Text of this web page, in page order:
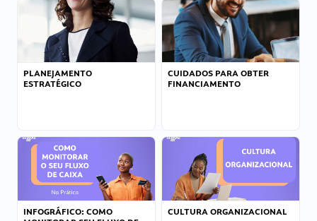
PLANEJAMENTO
ESTRATÉGICO
CUIDADOS PARA OBTER
FINANCIAMENTO
INFOGRÁFICO: COMO
CULTURA ORGANIZACIONAL